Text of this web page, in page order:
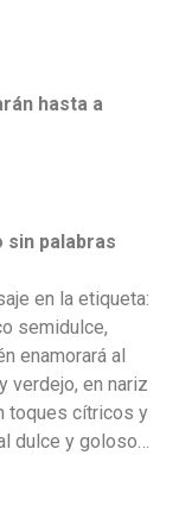
hasta a
sin palabras
en la etiqueta:
semidulce,
enamorará al
verdejo, en nariz
toques cítricos y
dulce y goloso…